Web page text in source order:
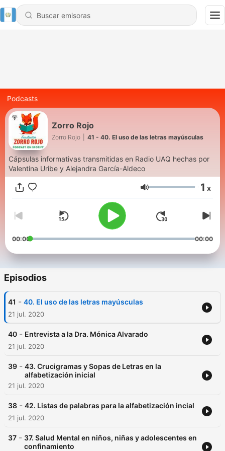
Podcasts
Zorro Rojo
Zorro Rojo 41 - 40. El uso de las letras mayúsculas
Cápsulas informativas transmitidas en Radio UAQ hechas por
Valentina Uribe y Alejandra García-Aldeco
Volumen 1 x
00:00 00:00
Episodios
41 - 40. El uso de las letras mayúsculas
21 jul. 2020
40 - Entrevista a la Dra. Mónica Alvarado
21 jul. 2020
39 - 43. Crucigramas y Sopas de Letras en la
alfabetización inicial
21 jul. 2020
38 - 42. Listas de palabras para la alfabetización incial
21 jul. 2020
37 - 37. Salud Mental en niños, niñas y adolescentes en
confinamiento